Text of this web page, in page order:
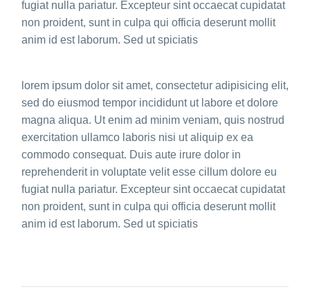
fugiat nulla pariatur. Excepteur sint occaecat cupidatat
non proident, sunt in culpa qui officia deserunt mollit
anim id est laborum. Sed ut spiciatis
lorem ipsum dolor sit amet, consectetur adipisicing elit,
sed do eiusmod tempor incididunt ut labore et dolore
magna aliqua. Ut enim ad minim veniam, quis nostrud
exercitation ullamco laboris nisi ut aliquip ex ea
commodo consequat. Duis aute irure dolor in
reprehenderit in voluptate velit esse cillum dolore eu
fugiat nulla pariatur. Excepteur sint occaecat cupidatat
non proident, sunt in culpa qui officia deserunt mollit
anim id est laborum. Sed ut spiciatis